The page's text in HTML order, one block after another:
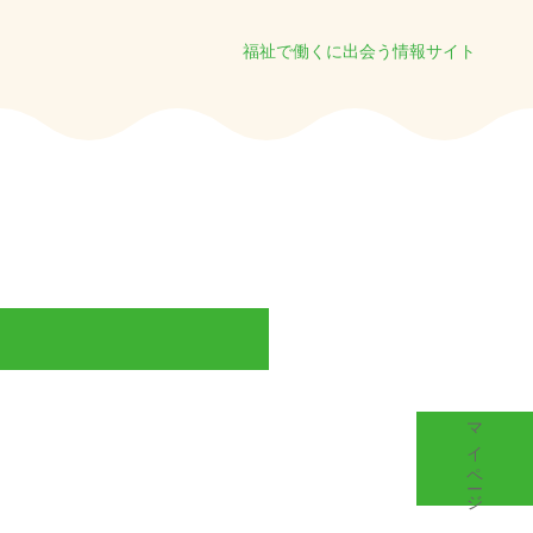
福祉で働くに出会う情報サイト
マイページ